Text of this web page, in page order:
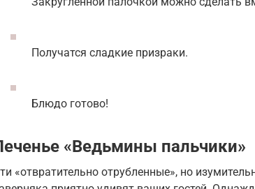
Получатся сладкие призраки.
Блюдо готово!
«Ведьмины пальчики»
«отвратительно отрубленные», но